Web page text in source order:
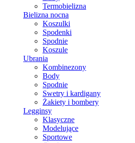
Termobielizna
Bielizna nocna
Koszulki
Spodenki
Spodnie
Koszule
Ubrania
Kombinezony
Body
Spodnie
Swetry i kardigany
Żakiety i bombery
Legginsy
Klasyczne
Modelujące
Sportowe